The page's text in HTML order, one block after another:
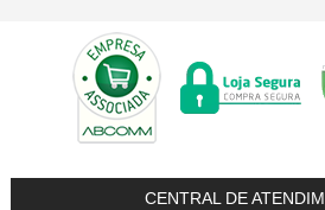
CENTRAL DE